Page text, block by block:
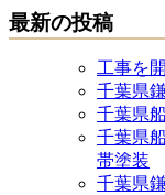
最新の投稿
工事を
千葉県
千葉県
千葉県
帯塗装
千葉県